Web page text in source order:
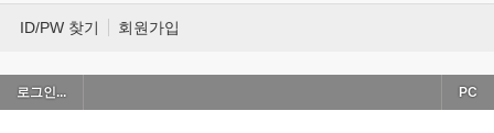
ID/PW 찾기 회원가입
로그인... PC